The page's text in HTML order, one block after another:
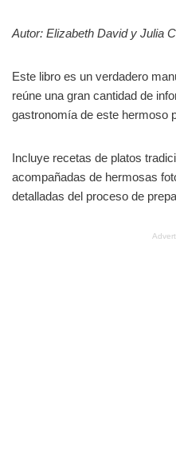
Autor: Elizabeth David y Julia
Este libro es un verdadero
reúne una gran cantidad de
gastronomía de este hermoso
Incluye recetas de platos
acompañadas de hermosas
detalladas del proceso de